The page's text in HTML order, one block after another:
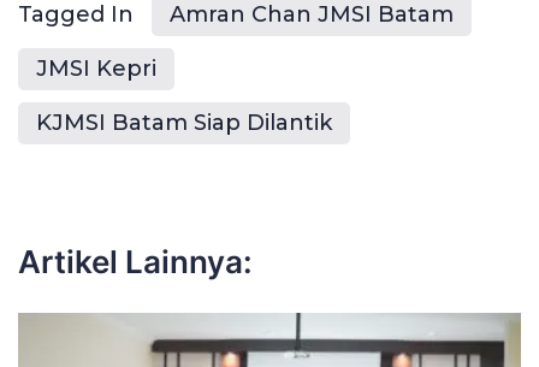
Tagged In Amran Chan JMSI Batam
JMSI Kepri
KJMSI Batam Siap Dilantik
Artikel Lainnya: